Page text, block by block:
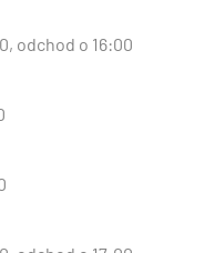
odchod o 16:00